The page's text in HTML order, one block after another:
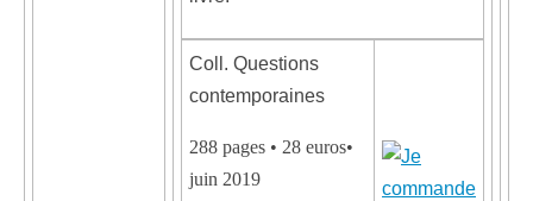
Coll. Questions
contemporaines
288 pages • 28 euros•
juin 2019